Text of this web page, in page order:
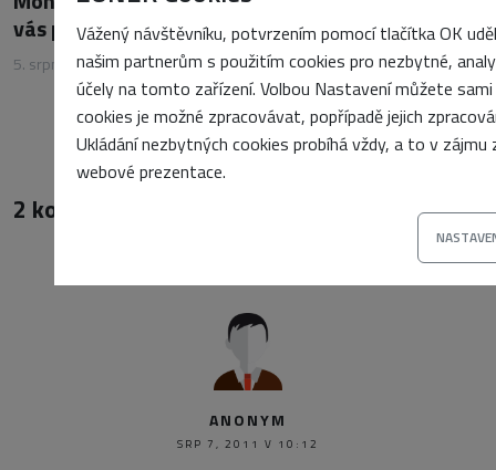
Vážený návštěvníku, potvrzením pomocí tlačítka OK
našim partnerům s použitím cookies pro nezbytné,
účely na tomto zařízení. Volbou Nastavení můžete
cookies je možné zpracovávat, popřípadě jejich
Ukládání nezbytných cookies probíhá vždy, a to v
webové prezentace.
vás problémy nepřekvapily
5. srpna 2026 • Petra Sasínová
2 komentářů
ANONYM
SRP 7, 2011 V 10:12